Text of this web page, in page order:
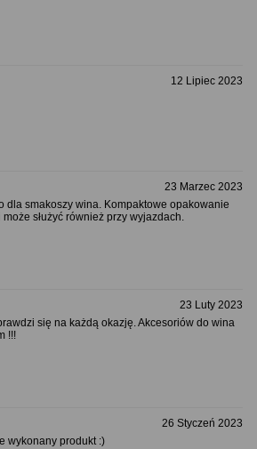
12 Lipiec 2023
23 Marzec 2023
dla smakoszy wina. Kompaktowe opakowanie
służyć również przy wyjazdach.
23 Luty 2023
się na każdą okazję. Akcesoriów do wina
!!!
26 Styczeń 2023
wykonany produkt :)